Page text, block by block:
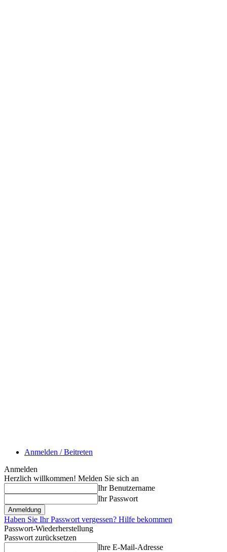
Anmelden / Beitreten
Anmelden
Herzlich willkommen! Melden Sie sich an
Ihr Benutzername
Ihr Passwort
Haben Sie Ihr Passwort vergessen? Hilfe bekommen
Passwort-Wiederherstellung
Passwort zurücksetzen
Ihre E-Mail-Adresse